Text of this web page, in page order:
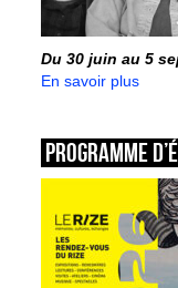
Du 30 juin au 5
En savoir plus
Programme